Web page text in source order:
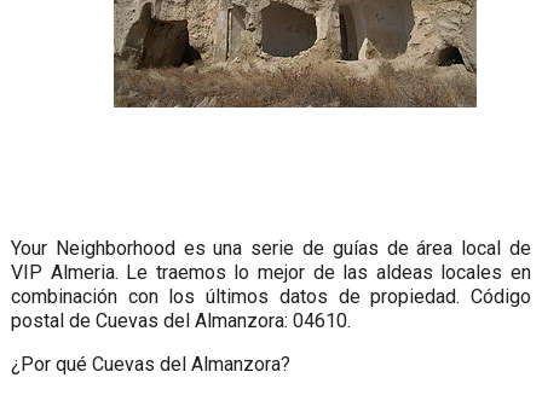
Your Neighborhood es una serie de guías de área local de
VIP Almeria. Le traemos lo mejor de las aldeas locales en
combinación con los últimos datos de propiedad. Código
postal de Cuevas del Almanzora: 04610.
¿Por qué Cuevas del Almanzora?